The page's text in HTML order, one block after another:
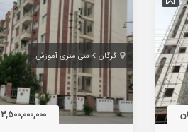
گرگان سی متری آموزش
3,500,000,000 تومان